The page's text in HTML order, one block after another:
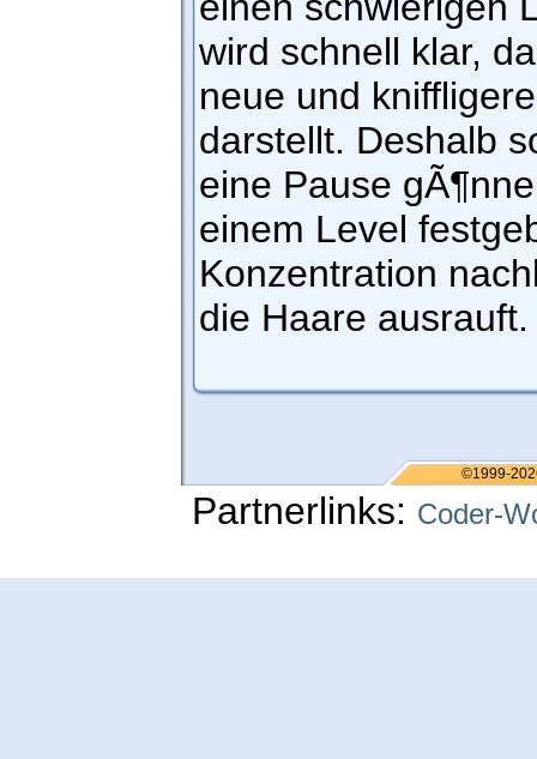
wird schnell klar,
neue und
darstellt. Deshalb
eine Pause
einem Level
Konzentration
die Haare ausrauft.
©1999-
Partnerlinks: Coder-